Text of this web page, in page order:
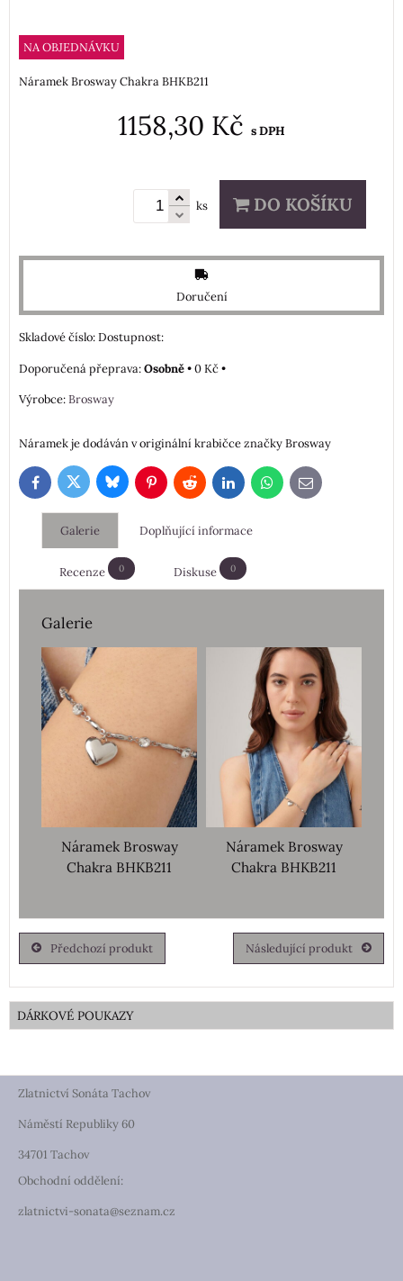
NA OBJEDNÁVKU
Náramek Brosway Chakra BHKB211
1158,30 Kč s DPH
ks DO KOŠÍKU
Doručení
Skladové číslo:Dostupnost:
Osobně•0 Kč•
Výrobce:Brosway
Náramek je dodáván v originální krabičce značky Brosway
FacebookTwitterBlueskyPinterestRedditLinkedInWhatsApp
E-
mail
Galerie Doplňující informace
Recenze 0 Diskuse 0
Galerie
Náramek Brosway
Chakra BHKB211
Náramek Brosway
Chakra BHKB211
Předchozí produkt Následující produkt
DÁRKOVÉ POUKAZY
Zlatnictví Sonáta Tachov
Náměstí Republiky 60
34701 Tachov
Obchodní oddělení:
zlatnictvi-sonata@seznam.cz